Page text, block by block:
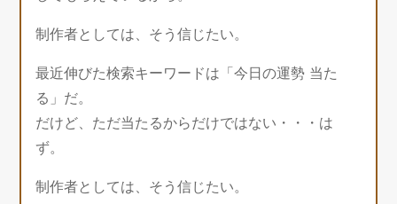
制作者としては、そう信じたい。
最近伸びた検索キーワードは「今日の運勢 当た
る」だ。
だけど、ただ当たるからだけではない・・・は
ず。
制作者としては、そう信じたい。